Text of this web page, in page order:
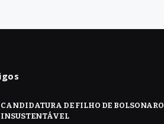
CANDIDATURA DE FILHO DE BOLSONARO
INSUSTENTÁVEL